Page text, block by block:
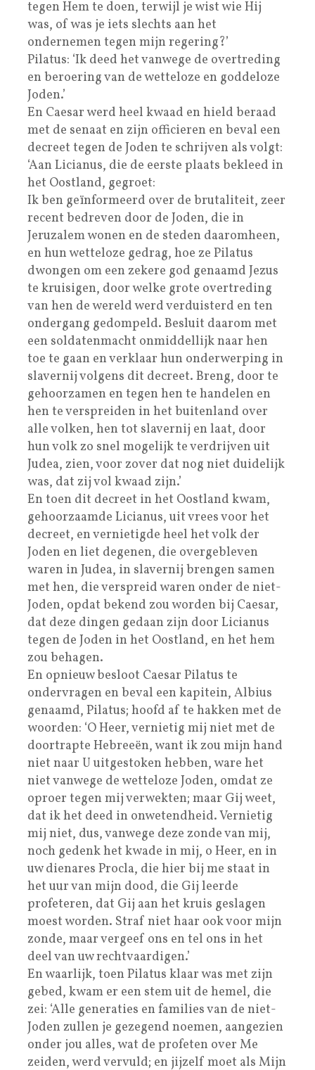
tegen Hem te doen, terwijl je wist wie Hij
was, of was je iets slechts aan het
ondernemen tegen mijn regering?’
Pilatus: ‘Ik deed het vanwege de overtreding
en beroering van de wetteloze en goddeloze
Joden.’
En Caesar werd heel kwaad en hield beraad
met de senaat en zijn officieren en beval een
decreet tegen de Joden te schrijven als volgt:
‘Aan Licianus, die de eerste plaats bekleed in
het Oostland, gegroet:
Ik ben geïnformeerd over de brutaliteit, zeer
recent bedreven door de Joden, die in
Jeruzalem wonen en de steden daaromheen,
en hun wetteloze gedrag, hoe ze Pilatus
dwongen om een zekere god genaamd Jezus
te kruisigen, door welke grote overtreding
van hen de wereld werd verduisterd en ten
ondergang gedompeld. Besluit daarom met
een soldatenmacht onmiddellijk naar hen
toe te gaan en verklaar hun onderwerping in
slavernij volgens dit decreet. Breng, door te
gehoorzamen en tegen hen te handelen en
hen te verspreiden in het buitenland over
alle volken, hen tot slavernij en laat, door
hun volk zo snel mogelijk te verdrijven uit
Judea, zien, voor zover dat nog niet duidelijk
was, dat zij vol kwaad zijn.’
En toen dit decreet in het Oostland kwam,
gehoorzaamde Licianus, uit vrees voor het
decreet, en vernietigde heel het volk der
Joden en liet degenen, die overgebleven
waren in Judea, in slavernij brengen samen
met hen, die verspreid waren onder de niet-
Joden, opdat bekend zou worden bij Caesar,
dat deze dingen gedaan zijn door Licianus
tegen de Joden in het Oostland, en het hem
zou behagen.
En opnieuw besloot Caesar Pilatus te
ondervragen en beval een kapitein, Albius
genaamd, Pilatus; hoofd af te hakken met de
woorden: ‘O Heer, vernietig mij niet met de
doortrapte Hebreeën, want ik zou mijn hand
niet naar U uitgestoken hebben, ware het
niet vanwege de wetteloze Joden, omdat ze
oproer tegen mij verwekten; maar Gij weet,
dat ik het deed in onwetendheid. Vernietig
mij niet, dus, vanwege deze zonde van mij,
noch gedenk het kwade in mij, o Heer, en in
uw dienares Procla, die hier bij me staat in
het uur van mijn dood, die Gij leerde
profeteren, dat Gij aan het kruis geslagen
moest worden. Straf niet haar ook voor mijn
zonde, maar vergeef ons en tel ons in het
deel van uw rechtvaardigen.’
En waarlijk, toen Pilatus klaar was met zijn
gebed, kwam er een stem uit de hemel, die
zei: ‘Alle generaties en families van de niet-
Joden zullen je gezegend noemen, aangezien
onder jou alles, wat de profeten over Me
zeiden, werd vervuld; en jijzelf moet als Mijn